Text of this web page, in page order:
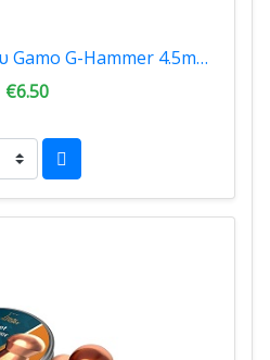
Βλήματα Αεροβόλου Gamo G-Hammer 4.5mm 200tmx 6322822
€6.50